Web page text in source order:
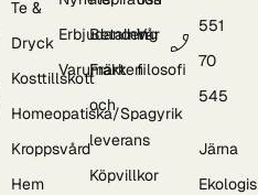
Te &
Dryck
Kosttillskott
Homeopatiska/Spagyrik
Kroppsvård
Hem
Erbjudanden
Varumärken
Betalning
Frakt
och
leverans
Köpvillkor
Vår
filosofi
551
70
545
Järna